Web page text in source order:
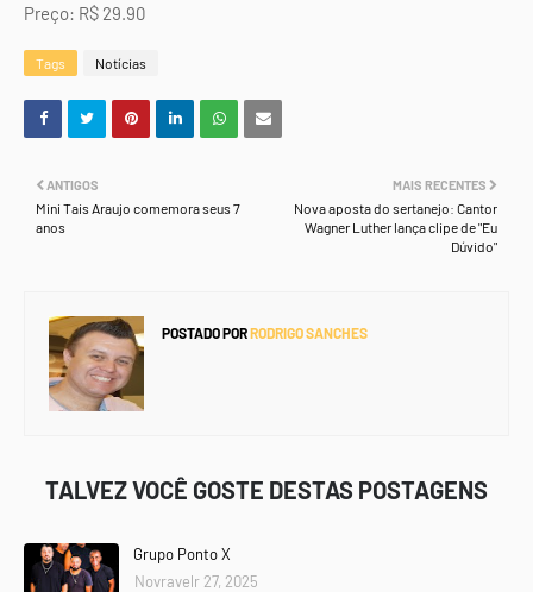
Preço: R$ 29.90
Tags Notícias
MAIS RECENTES
Nova aposta do sertanejo: Cantor
Wagner Luther lança clipe de "Eu
Dúvido"
ANTIGOS
Mini Tais Araujo comemora seus 7
anos
POSTADO PORRODRIGO SANCHES
TALVEZ VOCÊ GOSTE DESTAS POSTAGENS
Grupo Ponto X
Novravelr 27, 2025